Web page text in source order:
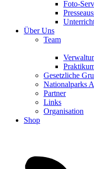
Foto-
Über Uns
Team
Gesetzliche
Nationalparks
Partner
Links
Organisation
Shop